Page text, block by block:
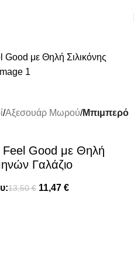
ΑΝΩ ΤΩΝ 45€
Αξεσουάρ Μωρού Μπιμπερό
Feel Good με Θηλή
Γαλάζιο
13,50€ 11,47 €